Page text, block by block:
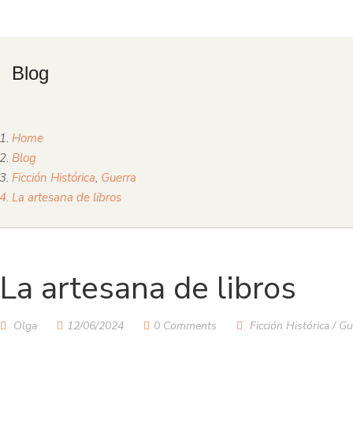
Blog
Home
Blog
Ficción Histórica, Guerra
La artesana de libros
La artesana de libros
Olga 12/06/2024 0 Comments Ficción Histórica/